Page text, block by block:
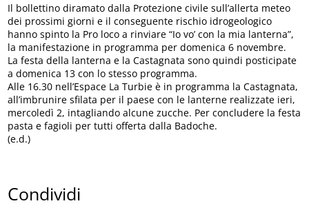
Il bollettino diramato dalla Protezione civile sull’allerta meteo
dei prossimi giorni e il conseguente rischio idrogeologico
hanno spinto la Pro loco a rinviare “Io vo’ con la mia lanterna”,
la manifestazione in programma per domenica 6 novembre.
La festa della lanterna e la Castagnata sono quindi posticipate
a domenica 13 con lo stesso programma.
Alle 16.30 nell’Espace La Turbie è in programma la Castagnata,
all’imbrunire sfilata per il paese con le lanterne realizzate ieri,
mercoledì 2, intagliando alcune zucche. Per concludere la festa
pasta e fagioli per tutti offerta dalla Badoche.
(e.d.)
Condividi